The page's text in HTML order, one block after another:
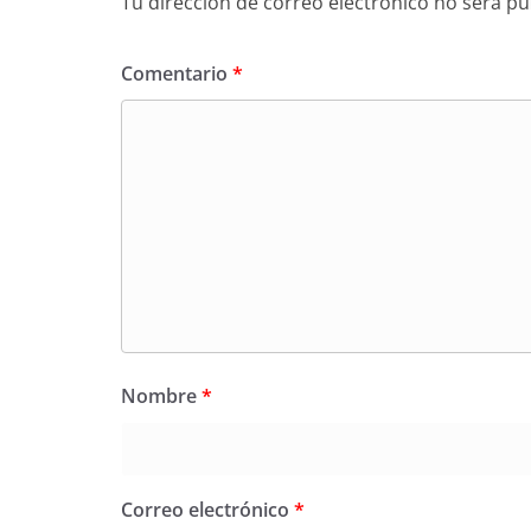
Comentario *
Nombre*
Correo electrónico *